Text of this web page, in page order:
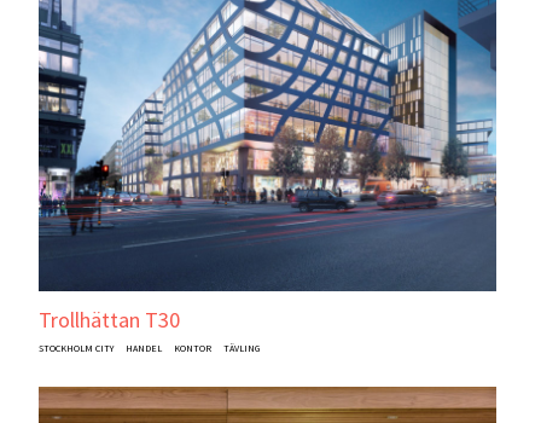
Trollhättan T30
STOCKHOLM CITY HANDEL KONTOR TÄVLING